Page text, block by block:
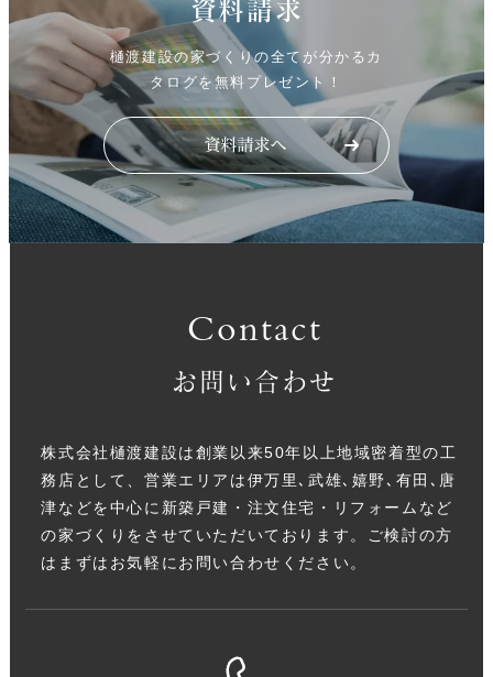
資料請求
樋渡建設の家づくりの全てが分かるカ
タログを無料プレゼント！
Contact
お問い合わせ
株式会社樋渡建設は創業以来50年以上地域密着型の工
務店として、営業エリアは伊万里､武雄､嬉野､有田､唐
津などを中心に新築戸建・注文住宅・リフォームなど
の家づくりをさせていただいております。ご検討の方
はまずはお気軽にお問い合わせください。